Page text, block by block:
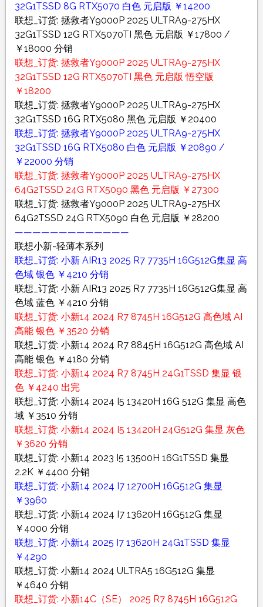
32G1TSSD 8G RTX5070 白色 元启版 ￥14200
联想_订货: 拯救者Y9000P 2025 ULTRA9-275HX
32G1TSSD 12G RTX5070TI 黑色 元启版 ￥17800 /
￥18000 分销
联想_订货: 拯救者Y9000P 2025 ULTRA9-275HX
32G1TSSD 12G RTX5070TI 黑色 元启版 悟空版
￥18200
联想_订货: 拯救者Y9000P 2025 ULTRA9-275HX
32G1TSSD 16G RTX5080 黑色 元启版 ￥20400
联想_订货: 拯救者Y9000P 2025 ULTRA9-275HX
32G1TSSD 16G RTX5080 白色 元启版 ￥20890 /
￥22000 分销
联想_订货: 拯救者Y9000P 2025 ULTRA9-275HX
64G2TSSD 24G RTX5090 黑色 元启版 ￥27300
联想_订货: 拯救者Y9000P 2025 ULTRA9-275HX
64G2TSSD 24G RTX5090 白色 元启版 ￥28200
—————————————
联想小新-轻薄本系列
联想_订货: 小新 AIR13 2025 R7 7735H 16G512G集显 高
色域 银色 ￥4210 分销
联想_订货: 小新 AIR13 2025 R7 7735H 16G512G集显 高
色域 蓝色 ￥4210 分销
联想_订货: 小新14 2024 R7 8745H 16G512G 高色域 AI
高能 银色 ￥3520 分销
联想_订货: 小新14 2024 R7 8845H 16G512G 高色域 AI
高能 银色 ￥4180 分销
联想_订货: 小新14 2024 R7 8745H 24G1TSSD 集显 银
色 ￥4240 出完
联想_订货: 小新14 2024 I5 13420H 16G 512G 集显 高色
域 ￥3510 分销
联想_订货: 小新14 2024 I5 13420H 24G512G 集显 灰色
￥3620 分销
联想_订货: 小新14 2023 I5 13500H 16G1TSSD 集显
2.2K ￥4400 分销
联想_订货: 小新14 2024 I7 12700H 16G512G 集显
￥3960
联想_订货: 小新14 2024 I7 13620H 16G512G 集显
￥4000 分销
联想_订货: 小新14 2025 I7 13620H 24G1TSSD 集显
￥4290
联想_订货: 小新14 2024 ULTRA5 16G512G 集显
￥4640 分销
联想_订货: 小新14C（SE） 2025 R7 8745H 16G512G